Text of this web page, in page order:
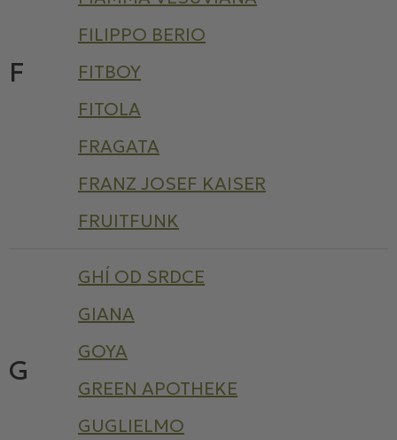
F
FILIPPO BERIO
FITBOY
FITOLA
FRAGATA
FRANZ JOSEF KAISER
FRUITFUNK
G
GHÍ OD SRDCE
GIANA
GOYA
GREEN APOTHEKE
GUGLIELMO